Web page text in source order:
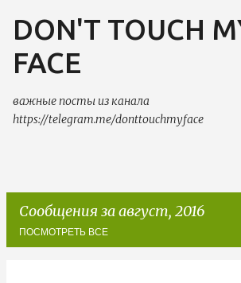
К основному
DON'T TOUCH
FACE
важные посты из канала
https://telegram.me/donttouchmyface
Сообщения за август, 2016
ПОСМОТРЕТЬ ВСЕ